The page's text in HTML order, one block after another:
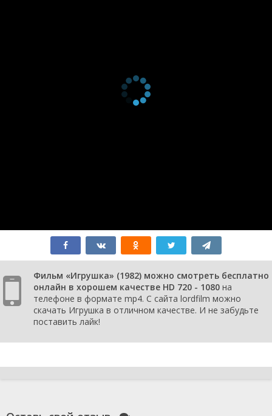
Фильм «Игрушка» (1982) можно смотреть бесплатно
онлайн в хорошем качестве HD 720 - 1080 на
телефоне в формате mp4. С сайта lordfilm можно
скачать Игрушка в отличном качестве. И не забудьте
поставить лайк!